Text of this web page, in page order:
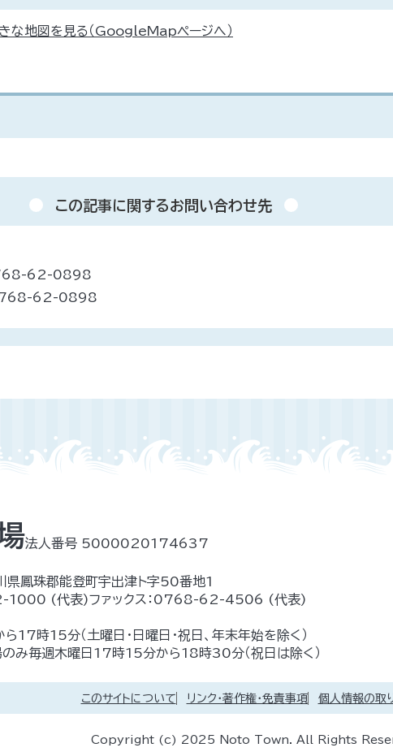
な地図を見る（GoogleMapページへ）
この記事に関するお問い合わせ先
62-0898
0768-62-0898
法人番号 5000020174637
珠郡能登町宇出津ト字50番地1
1000 (代表)ファックス： 0768-62-4506 (代表)
17時15分（土曜日・日曜日・祝日、年末年始を除く）
のみ毎週木曜日17時15分から18時30分（祝日は除く）
このサイトについて リンク・著作権・免責事項 個人情報の取
Copyright (c) 2025 Noto Town. All Rights